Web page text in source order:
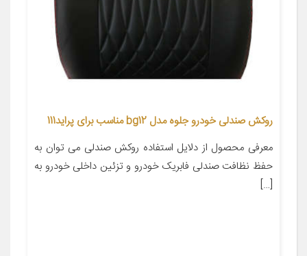
روکش صندلی خودرو جلوه مدل bg12 مناسب برای پراید111
معرفی محصول از دلایل استفاده روکش صندلی می توان به
حفظ نظافت صندلی فابریک خودرو و تزئین داخلی خودرو به
[…]